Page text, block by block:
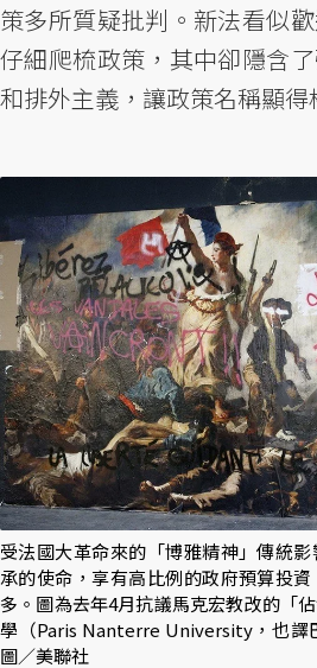
策多所質疑批判。新法看似
仔細爬梳政策，其中卻隱含
和排外主義，讓政策名稱顯得
受法國大革命來的「博雅精神」傳統
承的使命，享有高比例的政府預算投
多。圖為去年4月抗議馬克宏教改的「
學（Paris Nanterre University，也譯
圖／美聯社